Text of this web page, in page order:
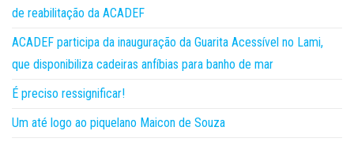
de reabilitação da ACADEF
ACADEF participa da inauguração da Guarita Acessível no Lami,
que disponibiliza cadeiras anfíbias para banho de mar
É preciso ressignificar!
Um até logo ao piquelano Maicon de Souza